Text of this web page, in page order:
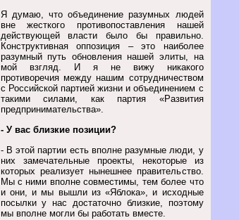
Я думаю, что объединение разумных людей
вне жесткого противопоставления нашей
действующей власти было бы правильно.
Конструктивная оппозиция – это наиболее
разумный путь обновления нашей элиты, на
мой взгляд. И я не вижу никакого
противоречия между нашим сотрудничеством
с Российской партией жизни и объединением с
такими силами, как партия «Развития
предпринимательства».
- У вас близкие позиции?
- В этой партии есть вполне разумные люди, у
них замечательные проекты, некоторые из
которых реализует нынешнее правительство.
Мы с ними вполне совместимы, тем более что
и они, и мы вышли из «Яблока», и исходные
посылки у нас достаточно близкие, поэтому
мы вполне могли бы работать вместе.